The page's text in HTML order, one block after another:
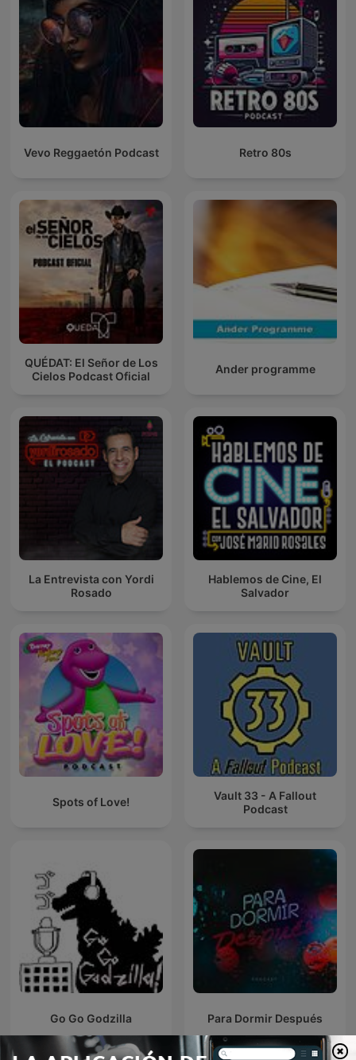
Vevo Reggaetón Podcast Retro 80s
QUÉDAT: El Señor de Los
Cielos Podcast Oficial
Ander programme
La Entrevista con Yordi
Rosado
Hablemos de Cine, El
Salvador
Spots of Love!
Vault 33 - A Fallout
Podcast
Go Go Godzilla Para Dormir Después